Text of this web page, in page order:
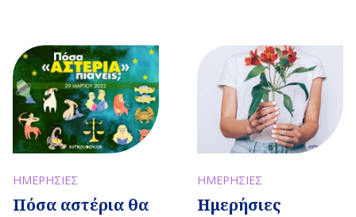
ΗΜΕΡΗΣΙΕΣ
Πόσα αστέρια θα
ΗΜΕΡΗΣΙΕΣ
Ημερήσιες